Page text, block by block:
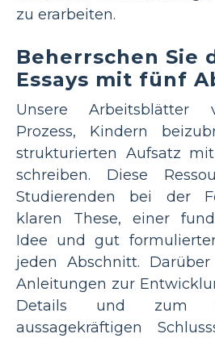
zu erarbeiten.
Beherrschen Sie
Essays mit fünf
Unsere Arbeitsblätter
Prozess, Kindern
strukturierten Aufsatz
schreiben. Diese
Studierenden bei der
klaren These, einer
Idee und gut
jeden Abschnitt.
Anleitungen zur
Details und zum
aussagekräftigen